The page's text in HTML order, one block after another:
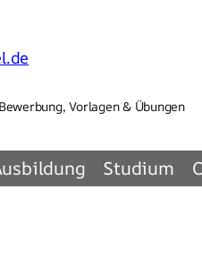
Vorlagen & Übungen
Studium